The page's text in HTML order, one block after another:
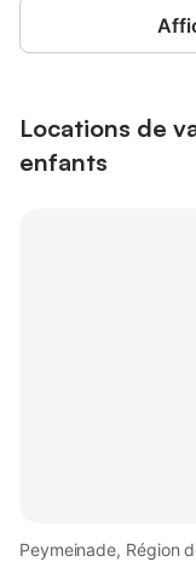
Locations de
enfants
Peymeinade, Région